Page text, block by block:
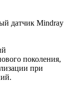
датчик Mindray
поколения,
при